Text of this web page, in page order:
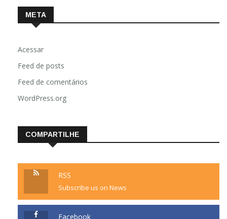
META
Acessar
Feed de posts
Feed de comentários
WordPress.org
COMPARTILHE
RSS
Subscribe us on News
Facebook